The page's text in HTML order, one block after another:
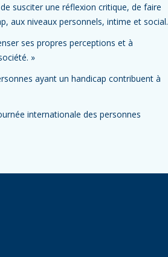
susciter une réflexion critique, de faire
aux niveaux personnels, intime et social.
ses propres perceptions et à
»
ayant un handicap contribuent à
internationale des personnes